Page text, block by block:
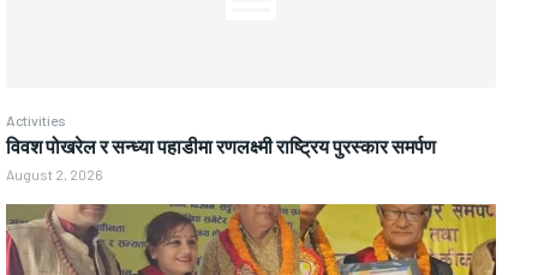
Activities
विवश पोखरेल र सन्ध्या पहाडीमा रणलक्ष्मी राष्ट्रिय पुरस्कार समर्पण
August 2, 2026